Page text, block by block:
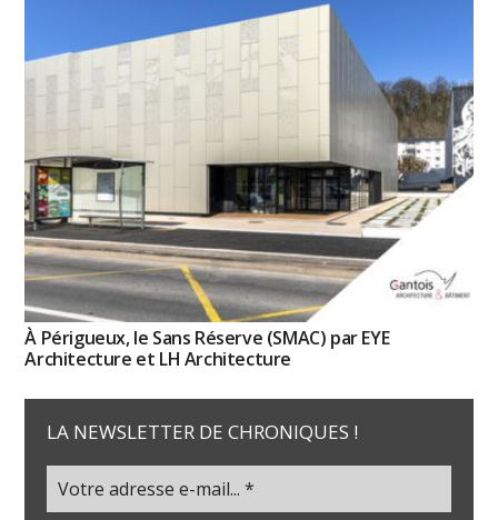
À Périgueux, le Sans Réserve (SMAC) par EYE
Architecture et LH Architecture
LA NEWSLETTER DE CHRONIQUES !